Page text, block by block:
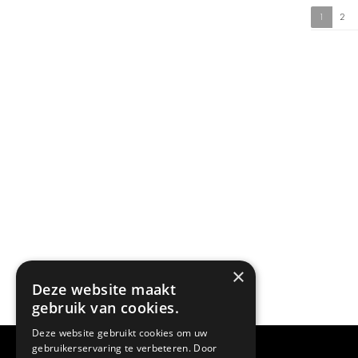
1 2
×
Deze website maakt
gebruik van cookies.
Deze website gebruikt cookies om uw
gebruikerservaring te verbeteren. Door